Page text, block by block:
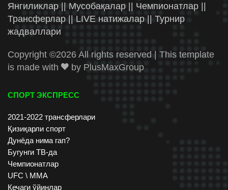
Янгиликлар || Мусобақалар || Чемпионатлар ||
Трансферлар || LIVE натижалар || Турнир
жадваллари
Copyright ©2026 All rights reserved | This template
is made with
by PlusMaxGroup
СПОРТ ЭКСПРЕСС
2021-2022 трансферлари
Қизиқарли спорт
Дунёда нима гап?
Бугунги ТВ-да
Чемпионатлар
UFC \ ММА
Кечаги ўйинлар